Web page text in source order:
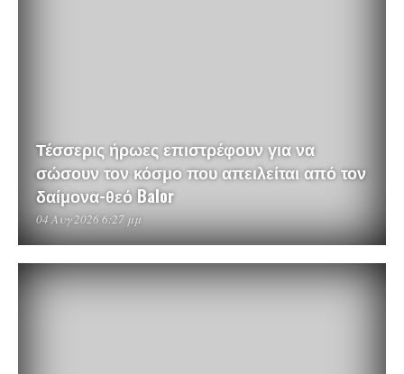
Τέσσερις ήρωες επιστρέφουν για να
σώσουν τον κόσμο που απειλείται από τον
δαίμονα-θεό Balor
04 Αυγ 2026 6:27 μμ